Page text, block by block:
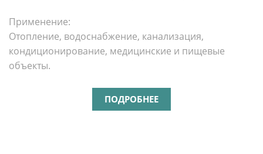
Применение:
Отопление, водоснабжение, канализация,
кондиционирование, медицинские и пищевые
объекты.
ПОДРОБНЕЕ